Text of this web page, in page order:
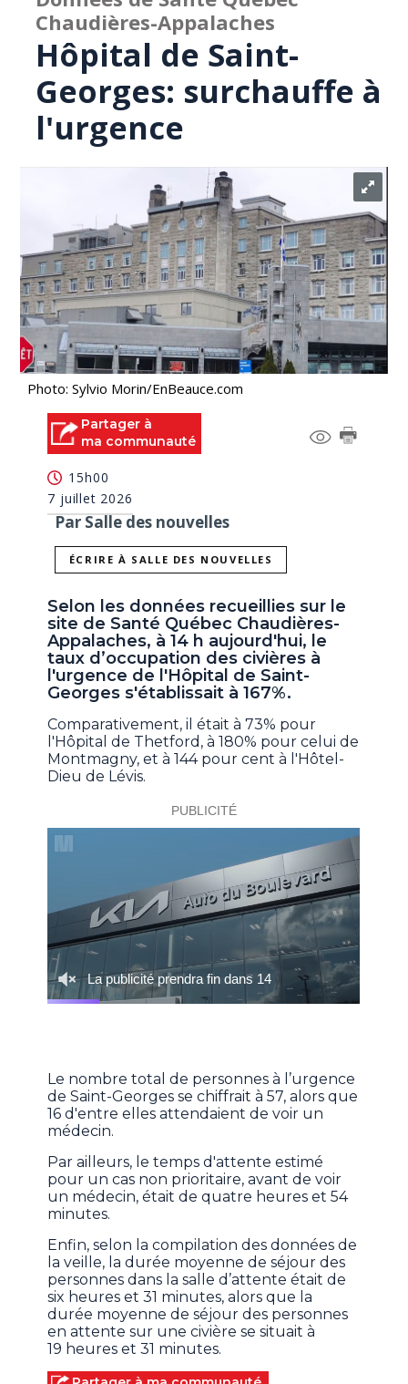
Chaudières-Appalaches
Hôpital de Saint-
Georges: surchauffe à
l'urgence
Photo: Sylvio Morin/EnBeauce.com
Partager à
ma communauté
15h00
7 juillet 2026
Par Salle des nouvelles
ÉCRIRE À SALLE DES NOUVELLES
Selon les données recueillies sur le
site de Santé Québec Chaudières-
Appalaches, à 14 h aujourd'hui, le
taux d’occupation des civières à
l'urgence de l'Hôpital de Saint-
Georges s'établissait à 167%.
Comparativement, il était à 73% pour
l'Hôpital de Thetford, à 180% pour celui de
Montmagny, et à 144 pour cent à l'Hôtel-
Dieu de Lévis.
Le nombre total de personnes à l’urgence
de Saint-Georges se chiffrait à 57, alors que
16 d'entre elles attendaient de voir un
médecin.
Par ailleurs, le temps d'attente estimé
pour un cas non prioritaire, avant de voir
un médecin, était de quatre heures et 54
minutes.
Enfin, selon la compilation des données de
la veille, la durée moyenne de séjour des
personnes dans la salle d’attente était de
six heures et 31 minutes, alors que la
durée moyenne de séjour des personnes
en attente sur une civière se situait à
19 heures et 31 minutes.